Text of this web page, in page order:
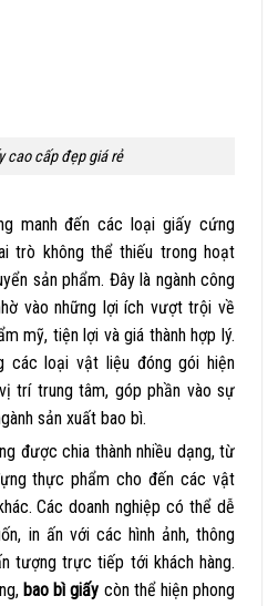
cao cấp đẹp giá rẻ
manh đến các loại giấy cứng
trò không thể thiếu trong hoạt
sản phẩm. Đây là ngành công
vào những lợi ích vượt trội về
mỹ, tiện lợi và giá thành hợp lý.
các loại vật liệu đóng gói hiện
trí trung tâm, góp phần vào sự
sản xuất bao bì.
được chia thành nhiều dạng, từ
thực phẩm cho đến các vật
Các doanh nghiệp có thể dễ
in ấn với các hình ảnh, thông
tượng trực tiếp tới khách hàng.
bao bì giấy còn thể hiện phong